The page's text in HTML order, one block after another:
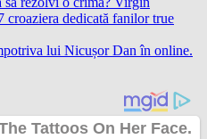
croaziera dedicată fanilor true
lui Nicușor Dan în online.